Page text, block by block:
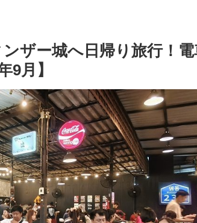
ザー城へ日帰り旅行！
9月】